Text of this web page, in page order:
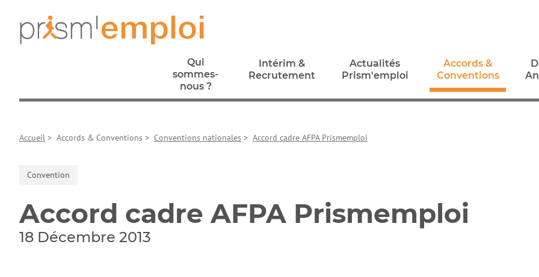
Prism’emploi, retour à l'accueil
Qui
sommes-
nous ?
sommes-
nous ?
Intérim &
Recrutement
Actualités
Prism'emploi
Accords &
Conventions
Accueil > Accords & Conventions > Conventions nationales > Accord cadre AFPA Prismemploi
Convention
Accord cadre AFPA Prismemploi
18 Décembre 2013